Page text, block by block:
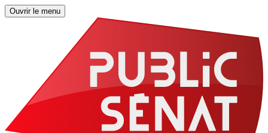
Ouvrir le menu